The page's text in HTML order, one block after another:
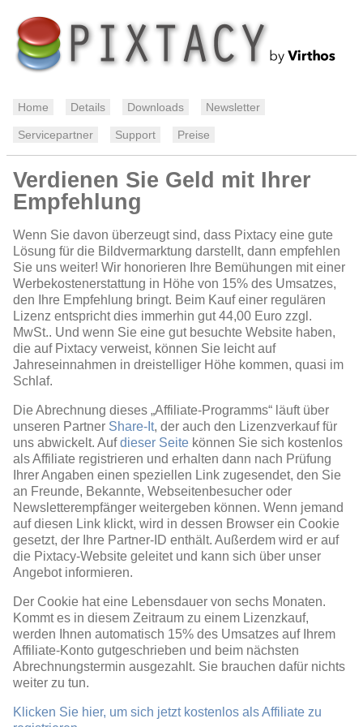
Home Details Downloads Newsletter
Servicepartner Support Preise
Verdienen Sie Geld mit Ihrer
Empfehlung
Wenn Sie davon überzeugt sind, dass Pixtacy eine gute
Lösung für die Bildvermarktung darstellt, dann empfehlen
Sie uns weiter! Wir honorieren Ihre Bemühungen mit einer
Werbekostenerstattung in Höhe von 15% des Umsatzes,
den Ihre Empfehlung bringt. Beim Kauf einer regulären
Lizenz entspricht dies immerhin gut 44,00 Euro zzgl.
MwSt.. Und wenn Sie eine gut besuchte Website haben,
die auf Pixtacy verweist, können Sie leicht auf
Jahreseinnahmen in dreistelliger Höhe kommen, quasi im
Schlaf.
Die Abrechnung dieses „Affiliate-Programms“ läuft über
unseren Partner Share-It, der auch den Lizenzverkauf für
uns abwickelt. Aufdieser Seite können Sie sich kostenlos
als Affiliate registrieren und erhalten dann nach Prüfung
Ihrer Angaben einen speziellen Link zugesendet, den Sie
an Freunde, Bekannte, Webseitenbesucher oder
Newsletterempfänger weitergeben können. Wenn jemand
auf diesen Link klickt, wird in dessen Browser ein Cookie
gesetzt, der Ihre Partner-ID enthält. Außerdem wird er auf
die Pixtacy-Website geleitet und kann sich über unser
Angebot informieren.
Der Cookie hat eine Lebensdauer von sechs Monaten.
Kommt es in diesem Zeitraum zu einem Lizenzkauf,
werden Ihnen automatisch 15% des Umsatzes auf Ihrem
Affiliate-Konto gutgeschrieben und beim nächsten
Abrechnungstermin ausgezahlt. Sie brauchen dafür nichts
weiter zu tun.
Klicken Sie hier, um sich jetzt kostenlos als Affiliate zu